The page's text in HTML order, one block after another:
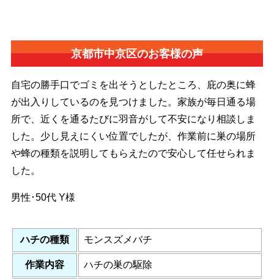
京都市中京区のお客様の声
自宅の勝手口でゴミを出そうとしたところ、庇の奥に蜂
が出入りしているのを見つけました。家族が毎日通る場
所で、近くを通るたびに羽音がして不安になり相談しま
した。少し見えにくい位置でしたが、作業前に巣の場所
や蜂の種類を説明してもらえたので安心して任せられま
した。
男性･50代 Y様
ハチの種類 モンスズメバチ
作業内容 ハチの巣の駆除